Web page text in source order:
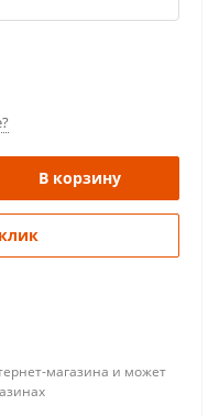
В корзину
магазина и может